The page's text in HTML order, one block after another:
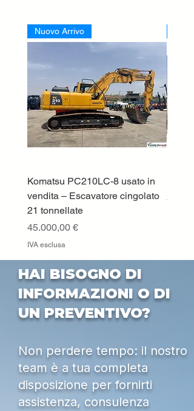
Nuovo Arrivo
Komatsu PC210LC-8 usato in
vendita – Escavatore cingolato
21 tonnellate
Prezzo
45.000,00 €
IVA esclusa
Prezzo
HAI BISOGNO DI
INFORMAZIONI O DI
UN PREVENTIVO?
Non perdere tempo: il nostro
team è a tua completa
disposizione per fornirti
assistenza, consulenza